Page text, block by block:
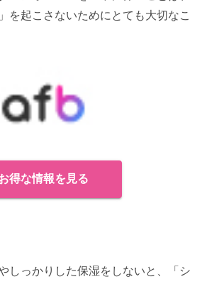
を起こさないためにとても大切なこ
得な情報を見る
しっかりした保湿をしないと、「シ